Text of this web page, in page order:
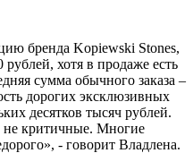
бренда Kopiewski Stones,
хотя в продаже есть
сумма обычного заказа –
дорогих эксклюзивных
десятков тысяч рублей.
критичные. Многие
- говорит Владлена.